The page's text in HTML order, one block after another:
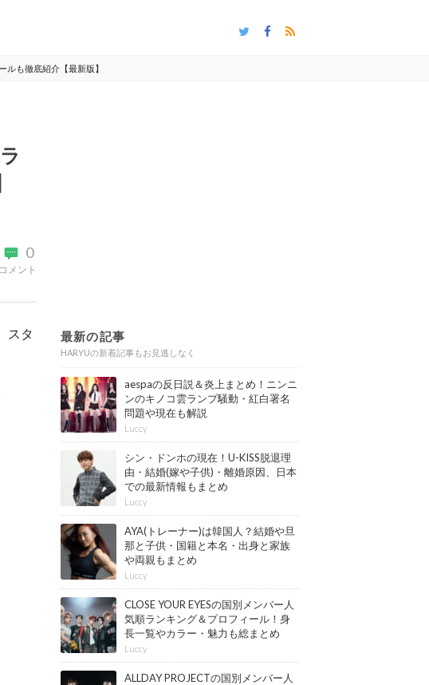
ルも徹底紹介【最新版】
0
コメント
スタ
最新の記事
HARYUの新着記事もお見逃しなく
aespaの反日説＆炎上まとめ！ニンニ
ンのキノコ雲ランプ騒動・紅白署名
問題や現在も解説
Luccy
シン・ドンホの現在！U-KISS脱退理
由・結婚(嫁や子供)・離婚原因、日本
での最新情報もまとめ
Luccy
AYA(トレーナー)は韓国人？結婚や旦
那と子供・国籍と本名・出身と家族
や両親もまとめ
Luccy
CLOSE YOUR EYESの国別メンバー人
気順ランキング＆プロフィール！身
長一覧やカラー・魅力も総まとめ
【最新版】
Luccy
ALLDAY PROJECTの国別メンバー人